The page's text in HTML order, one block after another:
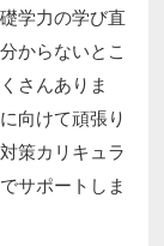
学力の学び直
からないとこ
さんありま
向けて頑張り
策カリキュラ
サポートしま